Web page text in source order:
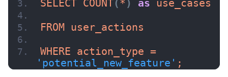
SELECT COUNT(*) as use_cases
FROM user_actions
'potential_new_feature' ;